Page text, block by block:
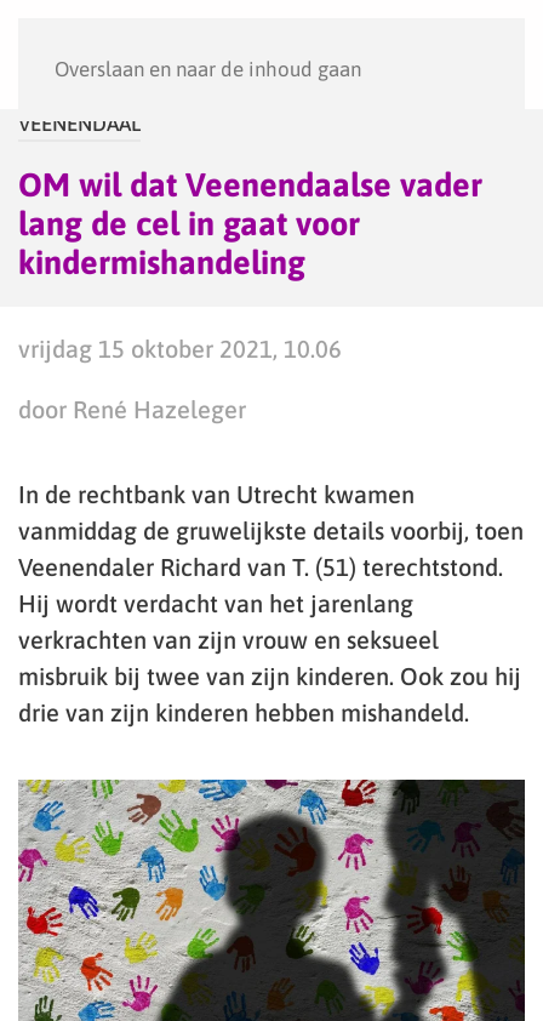
Overslaan en naar de inhoud gaan
VEENENDAAL
OM wil dat Veenendaalse vader
lang de cel in gaat voor
kindermishandeling
vrijdag 15 oktober 2021, 10.06
door René Hazeleger
In de rechtbank van Utrecht kwamen
vanmiddag de gruwelijkste details voorbij, toen
Veenendaler Richard van T. (51) terechtstond.
Hij wordt verdacht van het jarenlang
verkrachten van zijn vrouw en seksueel
misbruik bij twee van zijn kinderen. Ook zou hij
drie van zijn kinderen hebben mishandeld.